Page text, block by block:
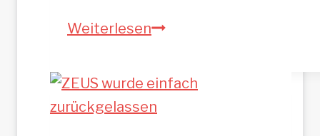
p
a
t
WeiterlesenN
A